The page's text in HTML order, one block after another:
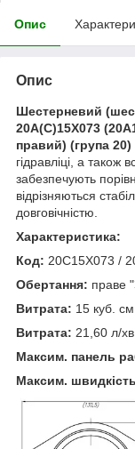
Опис
Опис
Шестерневий
20A(C)15X073
правий) (група 20)
гідравліці, а також
забезпечують
відрізняються
довговічністю.
Характеристика:
Код: 20C15X073 /
Обертання: праве
Витрата: 15 куб.
Витрата: 21,60 л/
Максим. панель
Максим.